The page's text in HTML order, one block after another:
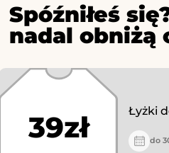
Spóźniłeś
nadal obniżą
39zł Łyżki
do